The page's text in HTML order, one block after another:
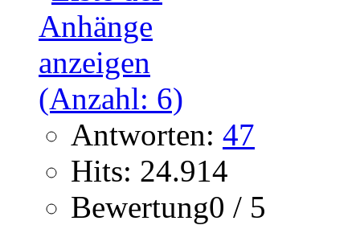
Antworten: 47
Hits: 24.914
Bewertung0 / 5